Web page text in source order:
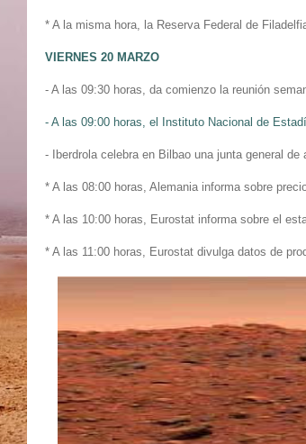
* A la misma hora, la Reserva Federal de
VIERNES 20 MARZO
- A las 09:30 horas, da comienzo la reunión
- A las 09:00 horas, el Instituto Nacional de
- Iberdrola celebra en Bilbao una junta general de
* A las 08:00 horas, Alemania informa sobre
* A las 10:00 horas, Eurostat informa sobre el
* A las 11:00 horas, Eurostat divulga datos de